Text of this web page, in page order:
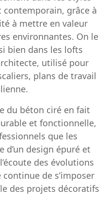
grâce à
à mettre en valeur
environnantes. On le
bien dans les lofts
utilisé pour
plans de travail
du béton ciré en fait
et fonctionnelle,
que les
d’un design épuré et
des évolutions
de s’imposer
des projets décoratifs